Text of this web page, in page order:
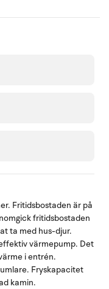
Fritidsbostaden är på
fritidsbostaden
ta med hus-djur.
värmepump. Det
i entrén.
Fryskapacitet
kamin.